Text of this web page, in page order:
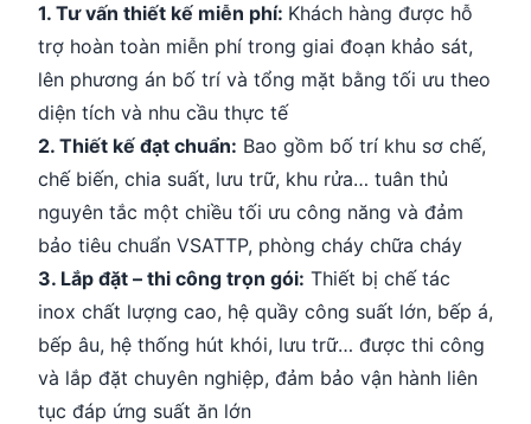
1. Tư vấn thiết kế miễn phí: Khách hàng được hỗ
trợ hoàn toàn miễn phí trong giai đoạn khảo sát,
lên phương án bố trí và tổng mặt bằng tối ưu theo
diện tích và nhu cầu thực tế
2. Thiết kế đạt chuẩn: Bao gồm bố trí khu sơ chế,
chế biến, chia suất, lưu trữ, khu rửa… tuân thủ
nguyên tắc một chiều tối ưu công năng và đảm
bảo tiêu chuẩn VSATTP, phòng cháy chữa cháy
3. Lắp đặt – thi công trọn gói: Thiết bị chế tác
inox chất lượng cao, hệ quầy công suất lớn, bếp á,
bếp âu, hệ thống hút khói, lưu trữ… được thi công
và lắp đặt chuyên nghiệp, đảm bảo vận hành liên
tục đáp ứng suất ăn lớn